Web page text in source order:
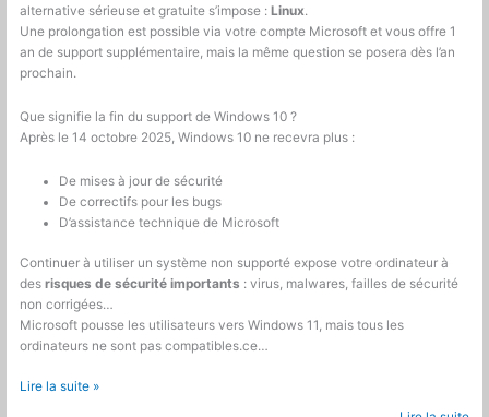
alternative sérieuse et gratuite s’impose : Linux.
Une prolongation est possible via votre compte Microsoft et vous offre 1
an de support supplémentaire, mais la même question se posera dès l’an
prochain.
Que signifie la fin du support de Windows 10 ?
Après le 14 octobre 2025, Windows 10 ne recevra plus :
De mises à jour de sécurité
De correctifs pour les bugs
D’assistance technique de Microsoft
Continuer à utiliser un système non supporté expose votre ordinateur à
desrisques de sécurité importants : virus, malwares, failles de sécurité
non corrigées…
Microsoft pousse les utilisateurs vers Windows 11, mais tous les
ordinateurs ne sont pas compatibles.ce…
Windows
Lire la suite »